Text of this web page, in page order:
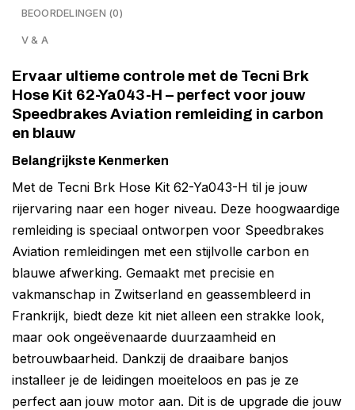
BEOORDELINGEN (0)
V & A
Ervaar ultieme controle met de Tecni Brk
Hose Kit 62-Ya043-H – perfect voor jouw
Speedbrakes Aviation remleiding in carbon
en blauw
Belangrijkste Kenmerken
Met de Tecni Brk Hose Kit 62-Ya043-H til je jouw
rijervaring naar een hoger niveau. Deze hoogwaardige
remleiding is speciaal ontworpen voor Speedbrakes
Aviation remleidingen met een stijlvolle carbon en
blauwe afwerking. Gemaakt met precisie en
vakmanschap in Zwitserland en geassembleerd in
Frankrijk, biedt deze kit niet alleen een strakke look,
maar ook ongeëvenaarde duurzaamheid en
betrouwbaarheid. Dankzij de draaibare banjos
installeer je de leidingen moeiteloos en pas je ze
perfect aan jouw motor aan. Dit is de upgrade die jouw